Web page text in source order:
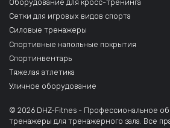
Оборудование для кросс-тренинга
Сетки для игровых видов спорта
Силовые тренажеры
Спортивные напольные покрытия
Спортинвентарь
Тяжелая атлетика
Уличное оборудование
© 2026 DHZ-Fitnes - Профессиональное
тренажеры для тренажерного зала. Все